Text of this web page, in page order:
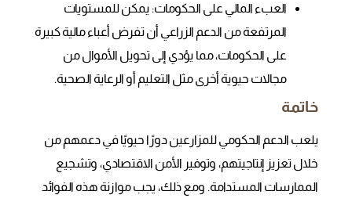
العبء المالي على الحكومات: يمكن للمستويات
المرتفعة من الدعم الزراعي أن تفرض أعباء مالية كبيرة
على الحكومات، مما يؤدي إلى تحويل الأموال من
مجالات حيوية أخرى مثل التعليم أو الرعاية الصحية.
خاتمة
يلعب الدعم الحكومي للمزارعين دورًا حيويًا في دعمهم من
خلال تعزيز إنتاجيتهم، وتوفير الأمن الاقتصادي، وتشجيع
الممارسات المستدامة. ومع ذلك، يجب موازنة هذه الفوائد